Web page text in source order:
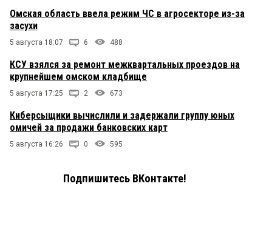
Омская область ввела режим ЧС в агросекторе из-за
засухи
5 августа 18:07 6 488
КСУ взялся за ремонт межквартальных проездов на
крупнейшем омском кладбище
5 августа 17:25 2 673
Киберсыщики вычислили и задержали группу юных
омичей за продажи банковских карт
5 августа 16:26 0 595
Подпишитесь ВКонтакте!